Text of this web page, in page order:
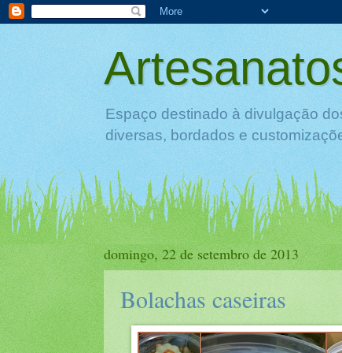
Espaço destinado à divulgação
diversas, bordados e
domingo, 22 de setembro de 2013
Bolachas caseiras